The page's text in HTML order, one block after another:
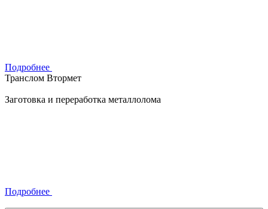
Подробнее
Транслом Втормет
Заготовка и переработка металлолома
Подробнее